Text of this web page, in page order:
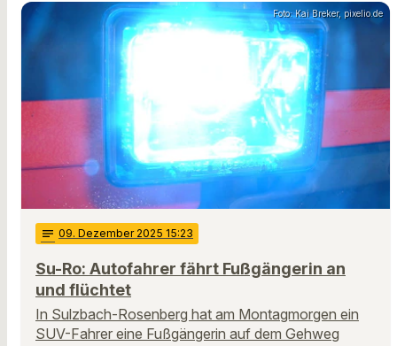
Foto: Kai Breker, pixelio.de
notes 09. Dezember 2025 15:23
Su-Ro: Autofahrer fährt Fußgängerin an
und flüchtet
In Sulzbach-Rosenberg hat am Montagmorgen ein
SUV-Fahrer eine Fußgängerin auf dem Gehweg